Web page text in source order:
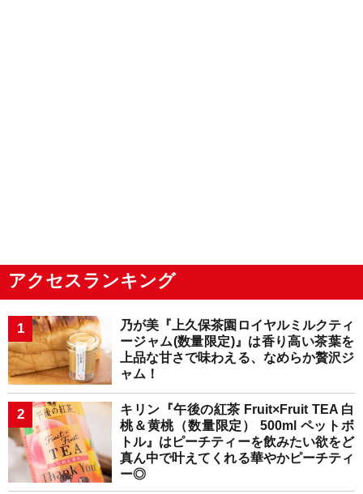
アクセスランキング
乃が美『上久保茶園ロイヤルミルクティ
ージャム(数量限定)』は香り高い茶葉を
上品な甘さで味わえる、なめらか贅沢ジ
ャム！
キリン『午後の紅茶 Fruit×Fruit TEA 白
桃＆黄桃（数量限定） 500ml ペットボ
トル』はピーチティーを飲みたい欲をど
真ん中で叶えてくれる華やかピーチティ
ー◎